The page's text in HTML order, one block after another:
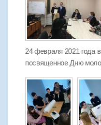
24 февраля 2021 года
посвященное Дню